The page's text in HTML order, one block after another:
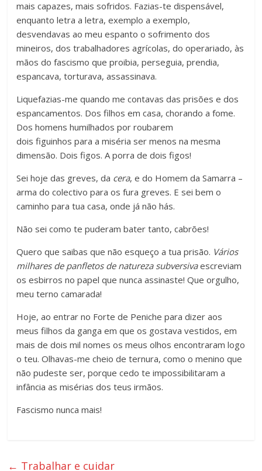
mais capazes, mais sofridos. Fazias-te dispensável,
enquanto letra a letra, exemplo a exemplo,
desvendavas ao meu espanto o sofrimento dos
mineiros, dos trabalhadores agrícolas, do operariado, às
mãos do fascismo que proibia, perseguia, prendia,
espancava, torturava, assassinava.
Liquefazias-me quando me contavas das prisões e dos
espancamentos. Dos filhos em casa, chorando a fome.
Dos homens humilhados por roubarem
dois figuinhos para a miséria ser menos na mesma
dimensão. Dois figos. A porra de dois figos!
Sei hoje das greves, da cera, e do Homem da Samarra –
arma do colectivo para os fura greves. E sei bem o
caminho para tua casa, onde já não hás.
Não sei como te puderam bater tanto, cabrões!
Quero que saibas que não esqueço a tua prisão. Vários
milhares de panfletos de natureza subversivaescreviam
os esbirros no papel que nunca assinaste! Que orgulho,
meu terno camarada!
Hoje, ao entrar no Forte de Peniche para dizer aos
meus filhos da ganga em que os gostava vestidos, em
mais de dois mil nomes os meus olhos encontraram logo
o teu. Olhavas-me cheio de ternura, como o menino que
não pudeste ser, porque cedo te impossibilitaram a
infância as misérias dos teus irmãos.
Fascismo nunca mais!
← Trabalhar e cuidar